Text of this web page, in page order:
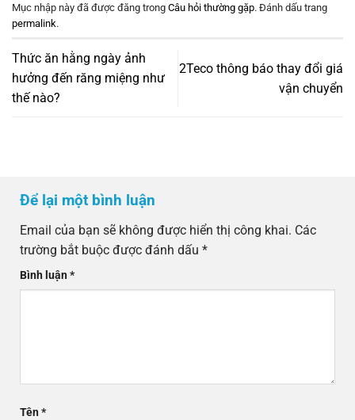
Mục nhập này đã được đăng trong Câu hỏi thường gặp. Đánh dấu trang
permalink.
Thức ăn hằng ngày ảnh
hưởng đến răng miệng như
thế nào?
2Teco thông báo thay đổi giá
vận chuyển
Để lại một bình luận
Email của bạn sẽ không được hiển thị công khai. Các
trường bắt buộc được đánh dấu *
Bình luận*
Tên*